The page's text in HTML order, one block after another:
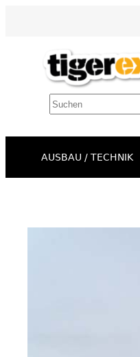
Suchen
AUSBAU / TECHNIK